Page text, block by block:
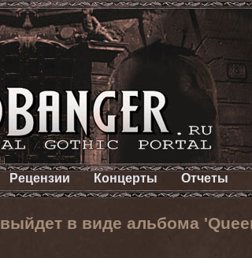
Рецензии Концерты Отчеты
в виде альбома